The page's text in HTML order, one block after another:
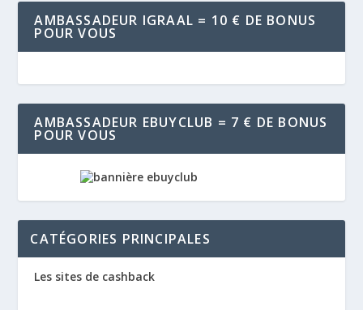
AMBASSADEUR IGRAAL = 10 € DE BONUS
POUR VOUS
AMBASSADEUR EBUYCLUB = 7 € DE BONUS
POUR VOUS
CATÉGORIES PRINCIPALES
Les sites de cashback